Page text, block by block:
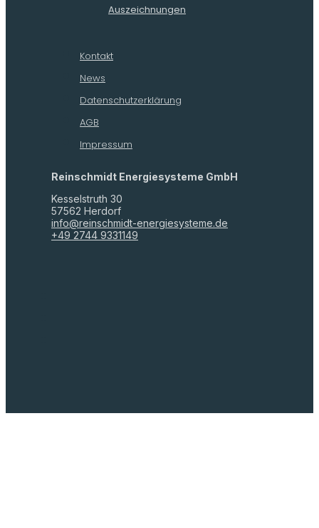
Auszeichnungen
Kontakt
News
Datenschutzerklärung
AGB
Impressum
Reinschmidt Energiesysteme GmbH
Kesselstruth 30
57562 Herdorf
info@reinschmidt-energiesysteme.de
+49 2744 9331149